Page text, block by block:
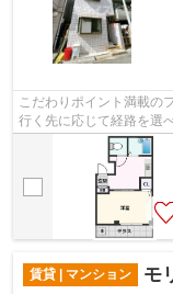
こだわりポイント満載の
行く先に応じて経路を選
には安心感があります。
賃貸 | マンション モ